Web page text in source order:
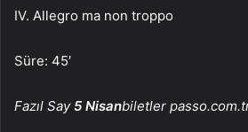
IV. Allegro ma non troppo
Süre: 45′
Fazıl Say5 Nisanbiletler